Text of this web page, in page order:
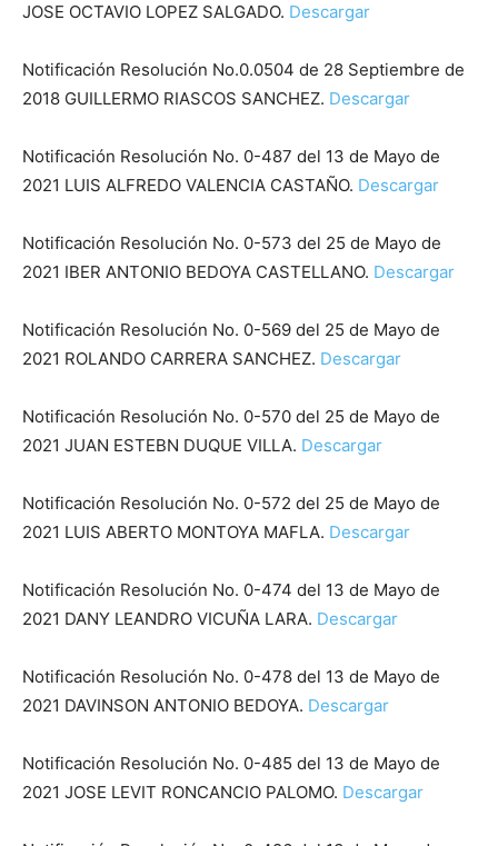
JOSE OCTAVIO LOPEZ SALGADO. Descargar
Notificación Resolución No.0.0504 de 28 Septiembre de
2018 GUILLERMO RIASCOS SANCHEZ. Descargar
Notificación Resolución No. 0-487 del 13 de Mayo de
2021 LUIS ALFREDO VALENCIA CASTAÑO. Descargar
Notificación Resolución No. 0-573 del 25 de Mayo de
2021 IBER ANTONIO BEDOYA CASTELLANO. Descargar
Notificación Resolución No. 0-569 del 25 de Mayo de
2021 ROLANDO CARRERA SANCHEZ. Descargar
Notificación Resolución No. 0-570 del 25 de Mayo de
2021 JUAN ESTEBN DUQUE VILLA. Descargar
Notificación Resolución No. 0-572 del 25 de Mayo de
2021 LUIS ABERTO MONTOYA MAFLA. Descargar
Notificación Resolución No. 0-474 del 13 de Mayo de
2021 DANY LEANDRO VICUÑA LARA. Descargar
Notificación Resolución No. 0-478 del 13 de Mayo de
2021 DAVINSON ANTONIO BEDOYA. Descargar
Notificación Resolución No. 0-485 del 13 de Mayo de
2021 JOSE LEVIT RONCANCIO PALOMO. Descargar